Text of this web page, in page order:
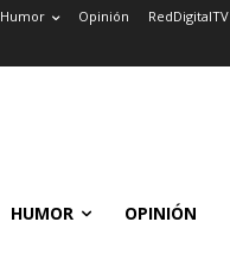
Humor Opinión RedDigitalTV
HUMOR OPINIÓN